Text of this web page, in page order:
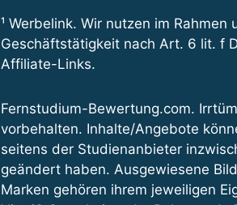
¹ Werbelink. Wir nutzen im Rahmen
Geschäftstätigkeit nach Art. 6 lit. f
Affiliate-Links.
Fernstudium-Bewertung.com.
vorbehalten. Inhalte/Angebote
seitens der Studienanbieter
geändert haben. Ausgewiesene
Marken gehören ihrem jeweiligen